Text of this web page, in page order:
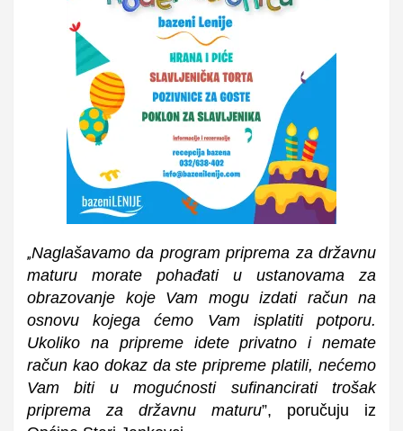
„Naglašavamo da program priprema za državnu
maturu morate pohađati u ustanovama za
obrazovanje koje Vam mogu izdati račun na
osnovu kojega ćemo Vam isplatiti potporu.
Ukoliko na pripreme idete privatno i nemate
račun kao dokaz da ste pripreme platili, nećemo
Vam biti u mogućnosti sufinancirati trošak
priprema za državnu maturu”, poručuju iz